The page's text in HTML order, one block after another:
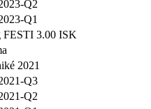
Q2
Q1
FESTI 3.00 ISK
2021
Q3
Q2